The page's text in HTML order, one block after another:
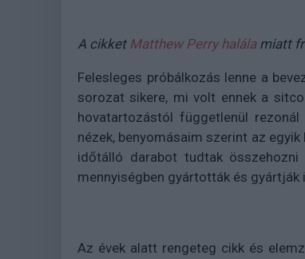
A cikket Matthew Perry halálamiatt
Felesleges próbálkozás lenne a
sorozat sikere, mi volt ennek a
hovatartozástól függetlenül
nézek, benyomásaim szerint az
időtálló darabot tudtak
mennyiségben gyártották és gyártják
Az évek alatt rengeteg cikk és